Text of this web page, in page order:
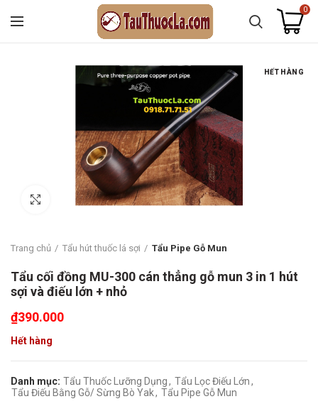
0
HẾT HÀNG
Click to enlarge
Trang chủ Tẩu hút thuốc lá sợi Tẩu Pipe Gỗ Mun
Tẩu cối đồng MU-300 cán thẳng gỗ mun 3 in 1 hút
sợi và điếu lớn + nhỏ
₫390.000
Hết hàng
Danh mục: Tẩu Thuốc Lưỡng Dụng, Tẩu Lọc Điếu Lớn,
Tẩu Điếu Bằng Gỗ/ Sừng Bò Yak, Tẩu Pipe Gỗ Mun